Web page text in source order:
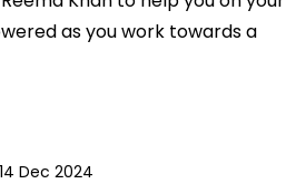
as you work towards a
14 Dec 2024